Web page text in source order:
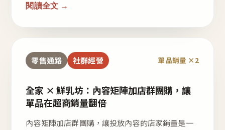
閱讀全文 →
零售通路 社群經營 單品銷量 ×2
全家 × 鮮乳坊：內容矩陣加店群團購，讓
單品在超商銷量翻倍
內容矩陣加店群團購，讓投放內容的店家銷量是一